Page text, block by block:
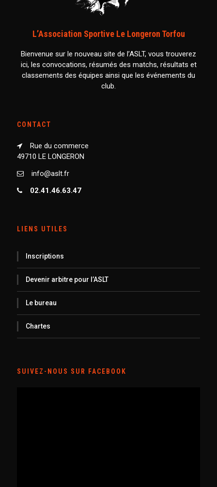
L’Association Sportive Le Longeron Torfou
Bienvenue sur le nouveau site de l’ASLT, vous trouverez
ici, les convocations, résumés des matchs, résultats et
classements des équipes ainsi que les événements du
club.
CONTACT
Rue du commerce
49710 LE LONGERON
info@aslt.fr
02.41.46.63.47
LIENS UTILES
Inscriptions
Devenir arbitre pour l’ASLT
Le bureau
Chartes
SUIVEZ-NOUS SUR FACEBOOK